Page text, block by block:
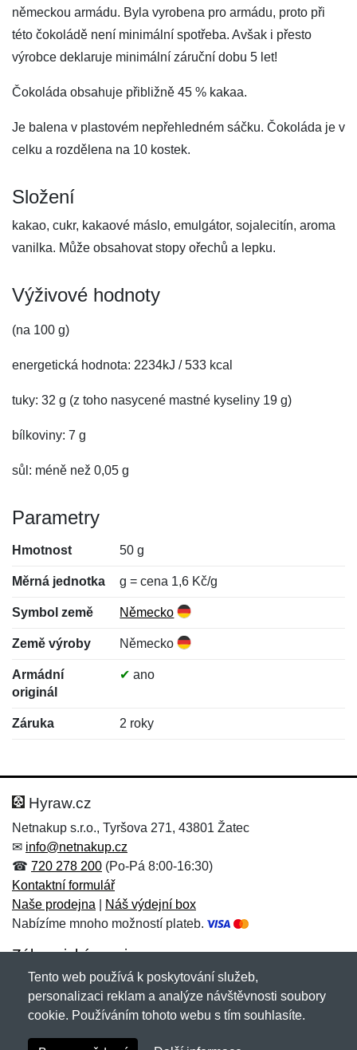
německou armádu. Byla vyrobena pro armádu, proto při
této čokoládě není minimální spotřeba. Avšak i přesto
výrobce deklaruje minimální záruční dobu 5 let!
Čokoláda obsahuje přibližně 45 % kakaa.
Je balena v plastovém nepřehledném sáčku. Čokoláda je v
celku a rozdělena na 10 kostek.
Složení
kakao, cukr, kakaové máslo, emulgátor, sojalecitín, aroma
vanilka. Může obsahovat stopy ořechů a lepku.
Výživové hodnoty
(na 100 g)
energetická hodnota: 2234kJ / 533 kcal
tuky: 32 g (z toho nasycené mastné kyseliny 19 g)
bílkoviny: 7 g
sůl: méně než 0,05 g
Parametry
Hmotnost 50 g
Měrná jednotka g = cena 1,6 Kč/g
Symbol země Německo
Země výroby Německo
Armádní
originál
✔ ano
Záruka 2 roky
Hodnocení:
Jméno: *
Zpráva*
Jméno:
E-mail:*
Hyraw.cz
Netnakup s.r.o., Tyršova 271, 43801 Žatec
✉ info@netnakup.cz
☎ 720 278 200 (Po-Pá 8:00-16:30)
Kontaktní formulář
Naše prodejna
Náš výdejní box
Nabízíme mnoho možností plateb.
Zákaznický servis
Novinky emailem
Tento web používá k poskytování služeb,
personalizaci reklam a analýze návštěvnosti soubory
cookie. Používáním tohoto webu s tím souhlasíte.